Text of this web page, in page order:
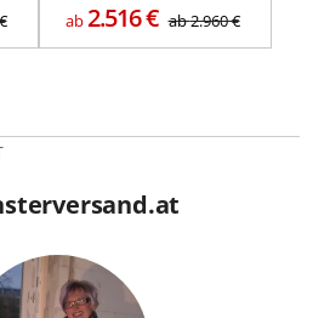
ab2.516€ ab2.960€